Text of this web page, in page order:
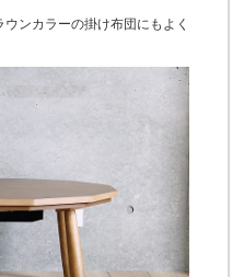
ンカラーの掛け布団にもよく